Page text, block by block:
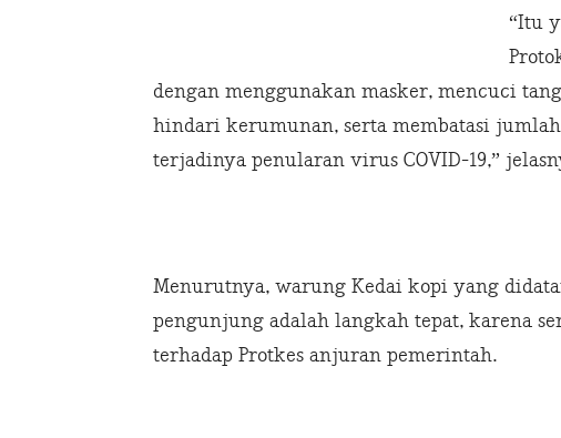
“Itu
dengan menggunakan masker, mencuci
hindari kerumunan, serta membatasi
terjadinya penularan virus COVID-19,”
Menurutnya, warung Kedai kopi yang
pengunjung adalah langkah tepat, karena
terhadap Protkes anjuran pemerintah.